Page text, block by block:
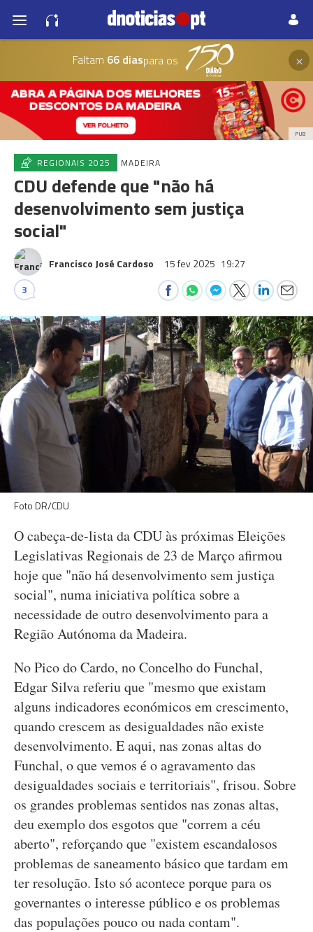
Faltam 66 diaspara os ×
PUB
REGIONAIS 2025 MADEIRA
CDU defende que "não há
desenvolvimento sem justiça
social"
Francisco José Cardoso 15 fev 2025 19:27
3
Foto DR/CDU
O cabeça-de-lista da CDU às próximas Eleições
Legislativas Regionais de 23 de Março afirmou
hoje que "não há desenvolvimento sem justiça
social", numa iniciativa política sobre a
necessidade de outro desenvolvimento para a
Região Autónoma da Madeira.
No Pico do Cardo, no Concelho do Funchal,
Edgar Silva referiu que "mesmo que existam
alguns indicadores económicos em crescimento,
quando crescem as desigualdades não existe
desenvolvimento. E aqui, nas zonas altas do
Funchal, o que vemos é o agravamento das
desigualdades sociais e territoriais", frisou. Sobre
os grandes problemas sentidos nas zonas altas,
deu exemplo dos esgotos que "correm a céu
aberto", reforçando que "existem escandalosos
problemas de saneamento básico que tardam em
ter resolução. Isto só acontece porque para os
governantes o interesse público e os problemas
das populações pouco ou nada contam".